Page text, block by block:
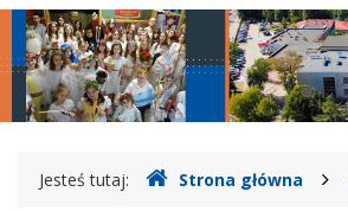
Gdzie
Jesteś tutaj: Strona główna